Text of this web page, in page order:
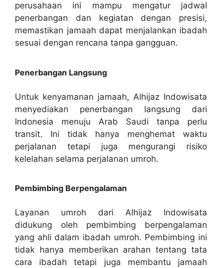
perusahaan ini mampu mengatur jadwal
penerbangan dan kegiatan dengan presisi,
memastikan jamaah dapat menjalankan ibadah
sesuai dengan rencana tanpa gangguan.
Penerbangan Langsung
Untuk kenyamanan jamaah, Alhijaz Indowisata
menyediakan penerbangan langsung dari
Indonesia menuju Arab Saudi tanpa perlu
transit. Ini tidak hanya menghemat waktu
perjalanan tetapi juga mengurangi risiko
kelelahan selama perjalanan umroh.
Pembimbing Berpengalaman
Layanan umroh dari Alhijaz Indowisata
didukung oleh pembimbing berpengalaman
yang ahli dalam ibadah umroh. Pembimbing ini
tidak hanya memberikan arahan tentang tata
cara ibadah tetapi juga membantu jamaah